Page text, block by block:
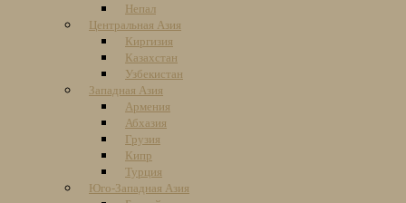
Непал
Центральная Азия
Киргизия
Казахстан
Узбекистан
Западная Азия
Армения
Абхазия
Грузия
Кипр
Турция
Юго-Западная Азия